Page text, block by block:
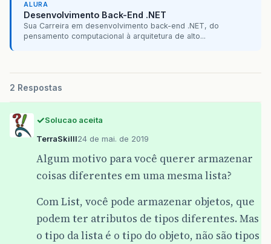
ALURA
Desenvolvimento Back-End .NET
Sua Carreira em desenvolvimento back-end .NET, do
pensamento computacional à arquitetura de alto...
2 Respostas
Solucao aceita
TerraSkilll24 de mai. de 2019
Algum motivo para você querer armazenar
coisas diferentes em uma mesma lista?
Com List, você pode armazenar objetos, que
podem ter atributos de tipos diferentes. Mas
o tipo da lista é o tipo do objeto, não são tipos